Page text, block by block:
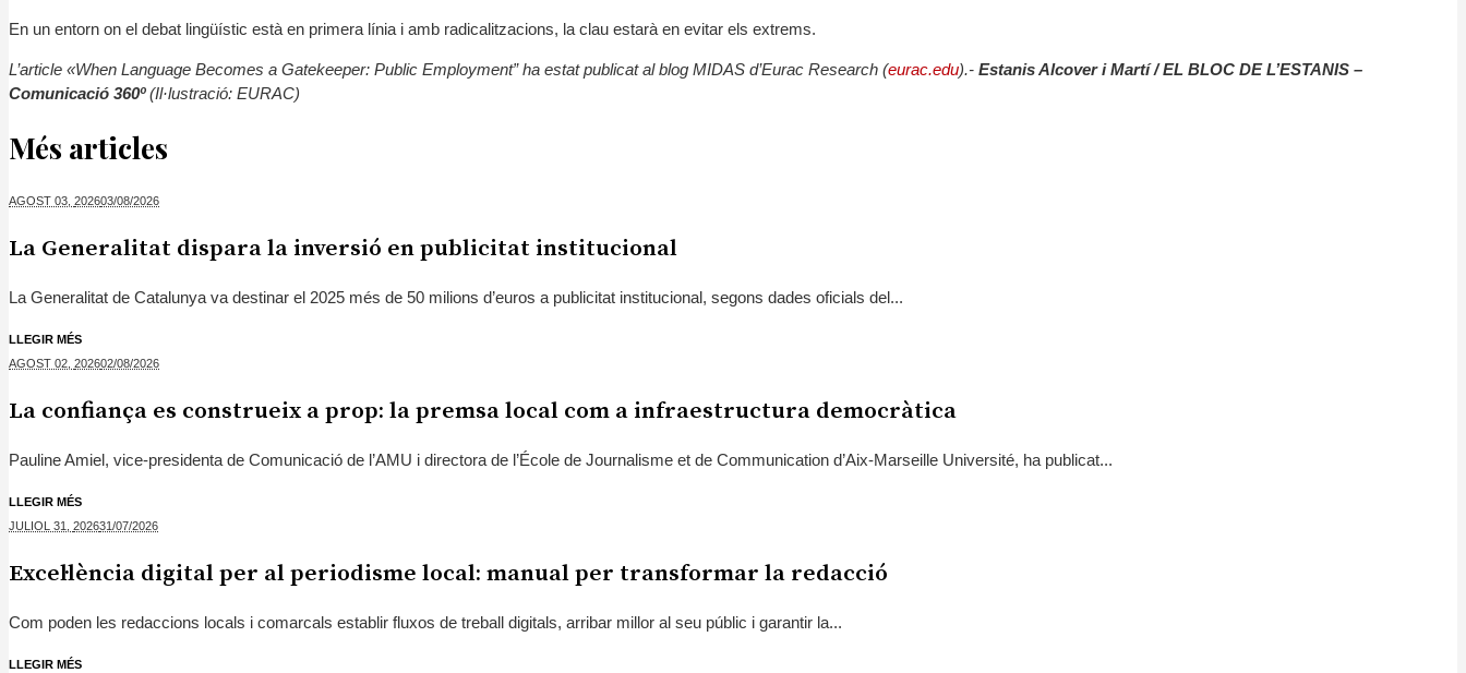
En un entorn on el debat lingüístic està en primera línia i amb radicalitzacions, la clau estarà en evitar els extrems.
L’article «When Language Becomes a Gatekeeper: Public Employment”ha estat publicat al blog MIDAS d’Eurac Research (eurac.edu).- Estanis Alcover i Martí / EL BLOC DE L’ESTANIS –
Comunicació 360º(Il·lustració: EURAC)
Més articles
AGOST 03, 202603/08/2026
La Generalitat dispara la inversió en publicitat institucional
La Generalitat de Catalunya va destinar el 2025 més de 50 milions d’euros a publicitat institucional, segons dades oficials del...
LLEGIR MÉS
AGOST 02, 202602/08/2026
La confiança es construeix a prop: la premsa local com a infraestructura democràtica
Pauline Amiel, vice-presidenta de Comunicació de l’AMU i directora de l’École de Journalisme et de Communication d’Aix-Marseille Université, ha publicat...
LLEGIR MÉS
JULIOL 31, 202631/07/2026
Excel·lència digital per al periodisme local: manual per transformar la redacció
Com poden les redaccions locals i comarcals establir fluxos de treball digitals, arribar millor al seu públic i garantir la...
LLEGIR MÉS